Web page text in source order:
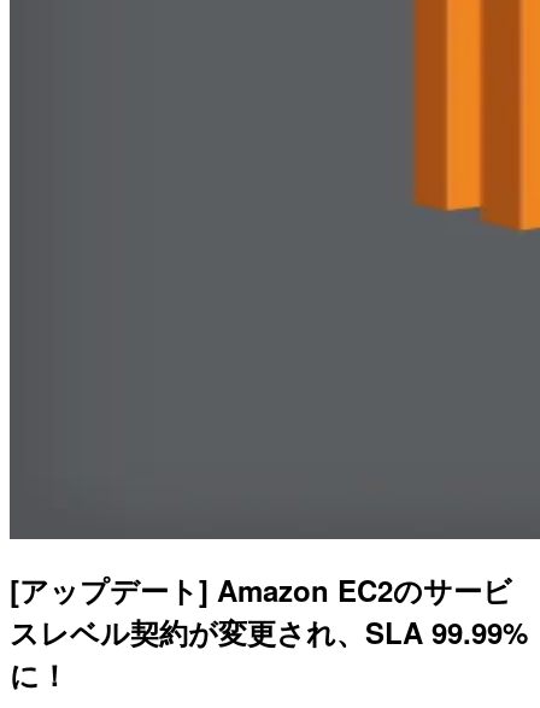
[アップデート] Amazon EC2のサービ
スレベル契約が変更され、SLA 99.99%
に！